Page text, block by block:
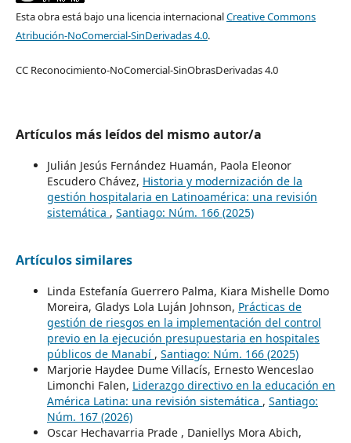
Esta obra está bajo una licencia internacionalCreative Commons
Atribución-NoComercial-SinDerivadas 4.0.
CC Reconocimiento-NoComercial-SinObrasDerivadas 4.0
Artículos más leídos del mismo autor/a
Julián Jesús Fernández Huamán, Paola Eleonor
Escudero Chávez, Historia y modernización de la
gestión hospitalaria en Latinoamérica: una revisión
sistemática , Santiago: Núm. 166 (2025)
Artículos similares
Linda Estefanía Guerrero Palma, Kiara Mishelle Domo
Moreira, Gladys Lola Luján Johnson, Prácticas de
gestión de riesgos en la implementación del control
previo en la ejecución presupuestaria en hospitales
públicos de Manabí , Santiago: Núm. 166 (2025)
Marjorie Haydee Dume Villacís, Ernesto Wenceslao
Limonchi Falen, Liderazgo directivo en la educación en
América Latina: una revisión sistemática , Santiago:
Núm. 167 (2026)
Oscar Hechavarria Prade , Daniellys Mora Abich,